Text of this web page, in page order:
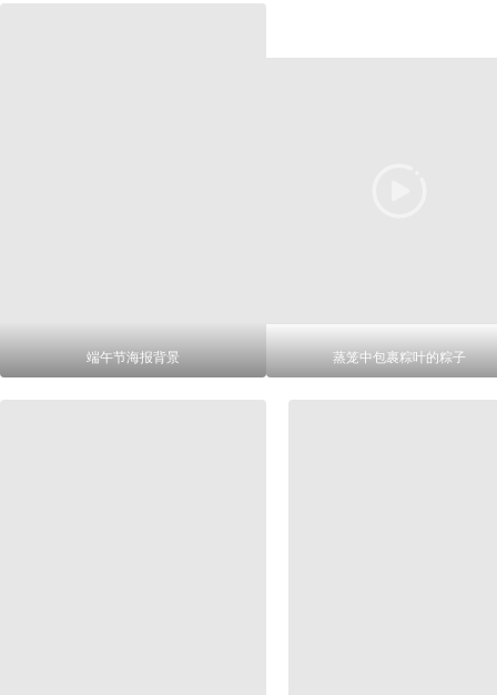
端午节海报背景 蒸笼中包裹粽叶的粽子